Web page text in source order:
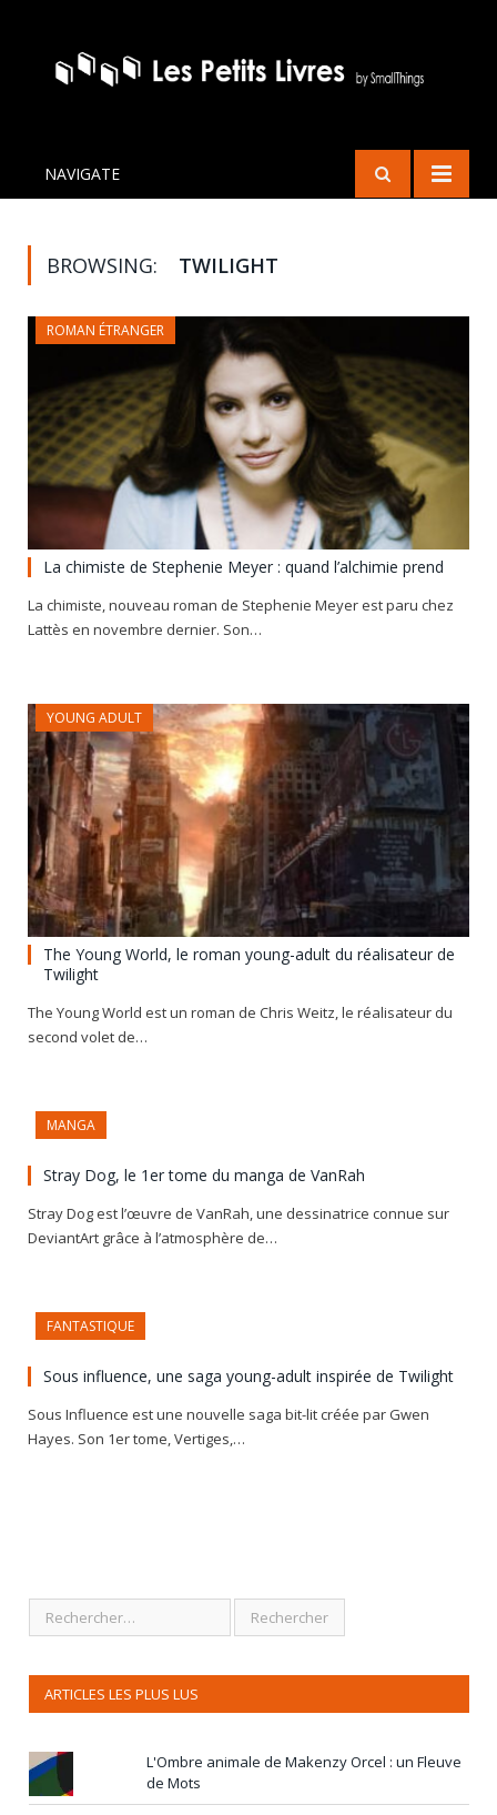
NAVIGATE
BROWSING: TWILIGHT
ROMAN ÉTRANGER
La chimiste de Stephenie Meyer : quand l’alchimie prend
La chimiste, nouveau roman de Stephenie Meyer est paru chez
Lattès en novembre dernier. Son…
YOUNG ADULT
The Young World, le roman young-adult du réalisateur de
Twilight
The Young World est un roman de Chris Weitz, le réalisateur du
second volet de…
MANGA
Stray Dog, le 1er tome du manga de VanRah
Stray Dog est l’œuvre de VanRah, une dessinatrice connue sur
DeviantArt grâce à l’atmosphère de…
FANTASTIQUE
Sous influence, une saga young-adult inspirée de Twilight
Sous Influence est une nouvelle saga bit-lit créée par Gwen
Hayes. Son 1er tome, Vertiges,…
ARTICLES LES PLUS LUS
L'Ombre animale de Makenzy Orcel : un Fleuve
de Mots